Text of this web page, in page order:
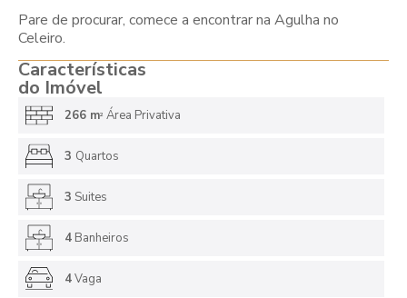
Pare de procurar, comece a encontrar na Agulha no
Celeiro.
Características
do Imóvel
266 m2 Área Privativa
3 Quartos
3 Suites
4Banheiros
4Vaga